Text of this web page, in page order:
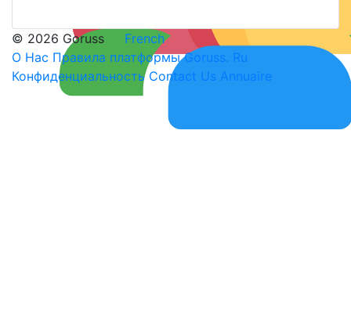
© 2026 Goruss
French
О Нас Правила платформы Goruss. Ru
Конфиденциальность Contact Us Annuaire